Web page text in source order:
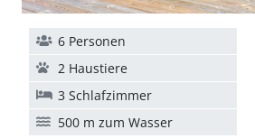
6 Personen
2 Haustiere
3 Schlafzimmer
500 m zum Wasser